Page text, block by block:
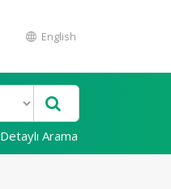
English
Detaylı Arama